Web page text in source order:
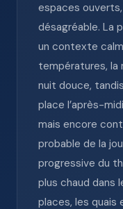
espaces ouverts,
désagréable. La
un contexte
températures, la
nuit douce,
place l’après-
mais encore
probable de la
progressive du
plus chaud dans
places, les quais